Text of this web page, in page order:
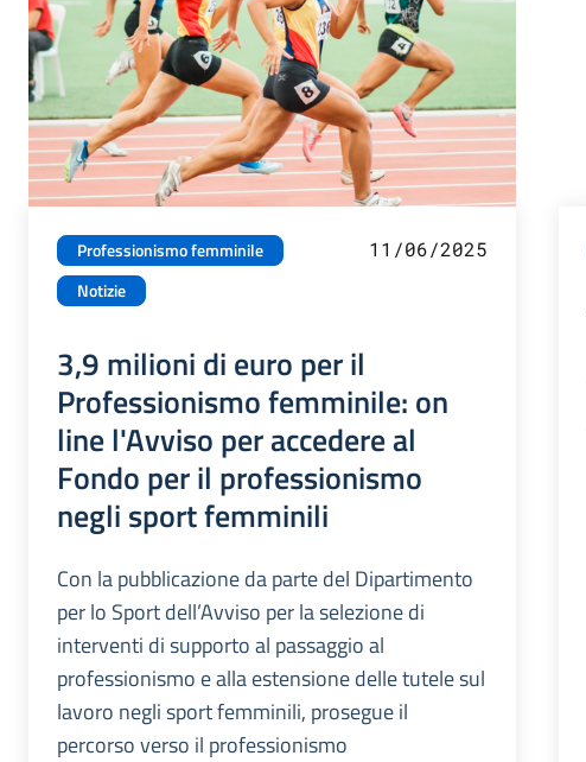
Professionismo femminile
Notizie
11/06/2025
3,9 milioni di euro per il
Professionismo femminile: on
line l'Avviso per accedere al
Fondo per il professionismo
negli sport femminili
Con la pubblicazione da parte del Dipartimento
per lo Sport dell’Avviso per la selezione di
interventi di supporto al passaggio al
professionismo e alla estensione delle tutele sul
lavoro negli sport femminili, prosegue il
percorso verso il professionismo